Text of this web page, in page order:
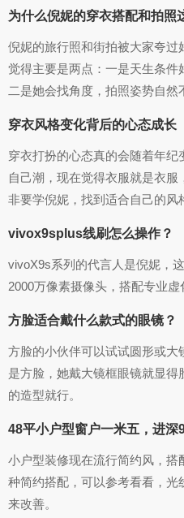
为什么倪妮的穿衣搭配和拍照
倪妮的旅行照和街拍被大家夸
觉得主要是两点：一是天生条件
二是她会找角度，拍照姿势自然
穿衣风格变化背后的心态成长
穿衣打扮的心态真的会随着年
自己潮，现在觉得衣服就是衣
非要学倪妮，找到适合自己的风
vivox9splus线刷怎么操作？
vivoX9s系列的代言人是倪妮，
2000万像素摄像头，搭配专业虚
方脸适合戴什么款式的眼镜？
方脸的小伙伴可以试试圆形或
是方脸，她戴大镜框眼镜就显
的造型就行。
48平小户型窗户一米五，进深
小户型装修现在流行简约风，
种简约搭配，可以参考看看，
来改善。